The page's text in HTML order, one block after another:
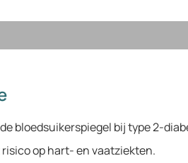
bloedsuikerspiegel bij type 2-
op hart- en vaatziekten.